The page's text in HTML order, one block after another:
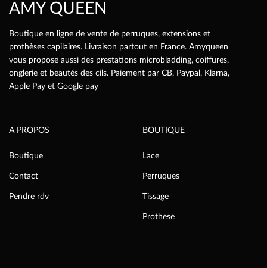
AMY QUEEN
Boutique en ligne de vente de perruques, extensions et
prothèses capilaires. Livraison partout en France. Amyqueen
vous propose aussi des prestations microbladding, coiffures,
onglerie et beautés des cils. Paiement par CB, Paypal, Klarna,
Apple Pay et Google pay
A PROPOS
Boutique
Contact
Pendre rdv
BOUTIQUE
Lace
Perruques
Tissage
Prothese